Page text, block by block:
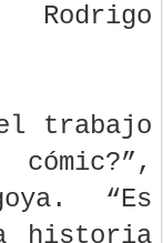
trabajo
“Es
historia